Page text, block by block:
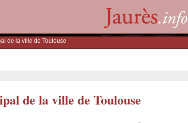
de la ville de Toulouse
de la ville de Toulouse